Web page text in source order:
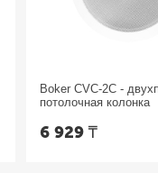
Boker CVC-2C -
потолочная колонка
6 929₸